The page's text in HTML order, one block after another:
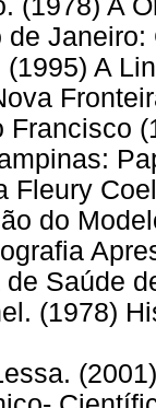
Janeiro:
A
Francisco
Fleury
do
Saúde
(1978)